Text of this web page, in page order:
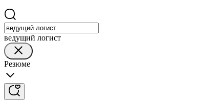
ведущий логист
Резюме